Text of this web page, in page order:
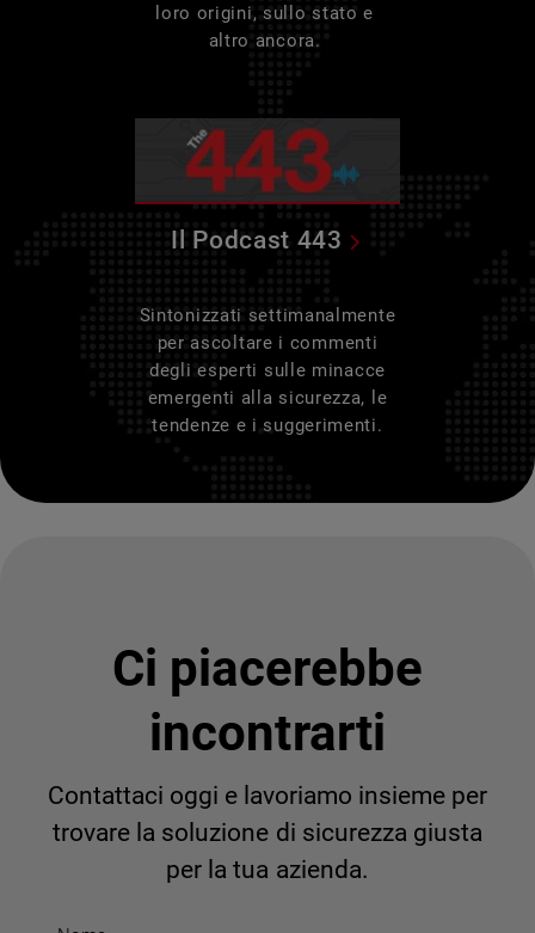
loro origini, sullo stato e
altro ancora.
Il Podcast 443
Sintonizzati settimanalmente
per ascoltare i commenti
degli esperti sulle minacce
emergenti alla sicurezza, le
tendenze e i suggerimenti.
Ci piacerebbe
incontrarti
Contattaci oggi e lavoriamo insieme per
trovare la soluzione di sicurezza giusta
per la tua azienda.